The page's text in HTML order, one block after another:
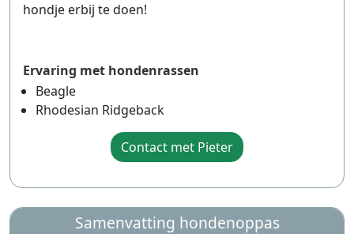
hondje erbij te doen!
Ervaring met hondenrassen
Beagle
Rhodesian Ridgeback
Contact met Pieter
Samenvatting hondenoppas